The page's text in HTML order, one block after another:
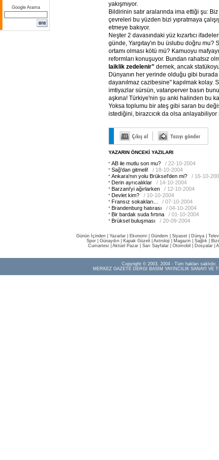
Google Arama
yakışmıyor.
Bildirinin satır aralarında ima ettiği şu:
çevreleri bu yüzden bizi yıpratmaya
etmeye bakıyor.
Neşter 2 davasındaki yüz kızartıcı
günde, Yargıtay'ın bu üslubu doğru mu?
ortamı olması kötü mü? Kamuoyu
reformları konuşuyor. Bundan rahatsız
laiklik zedelenir" demek, ancak
Dünyanın her yerinde olduğu gibi
dayanılmaz cazibesine" kapılmak kolay.
imtiyazlar sürsün, vatanperver basın bunu
aşkına! Türkiye'nin şu anki halinden bu
Yoksa toplumu bir ateş gibi saran bu
istediğini, birazcıcık da olsa
YAZARIN ÖNCEKİ YAZILARI
AB ile mutlu son mu?
/ 22-10-2004
Sağ'dan gitmeli!
/ 18-10-2004
Ankara'nın yolu Brüksel'den mi?
/ 16-10-
Derin ayrıcalıklar
/ 14-10-2004
Barzani'yi ağırlarken
/ 12-10-2004
Devlet kim?
/ 10-10-2004
Fransız sokakları...
/ 07-10-2004
Brandenburg hatırası
/ 04-10-2004
Bir bardak suda fırtına
/ 01-10-2004
Brüksel buluşması
/ 20-09-2004
Günün İçinden Yazarlar Ekonomi Gündem Siyaset Dünya |
Spor
Günaydın Kapak Güzeli Astroloji Magazin Sağlık
Cumartesi| Aktüel Pazar| Sarı Sayfalar| Otomobil Dosyalar|
Copyright © 2003, 2004 - Tüm hakları saklıdır.
MERKEZ GAZETE DERGİ BASIM YAYINCILIK SANAYİ VE